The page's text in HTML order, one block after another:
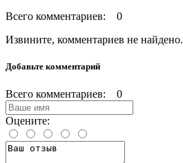
Всего комментариев: 0
Извините, комментариев не найдено.
Добавьте комментарий
Всего комментариев: 0
Оцените: